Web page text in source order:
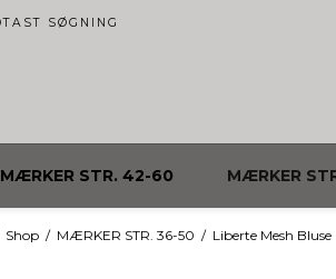
MÆRKER STR. 42-60 MÆRKER
Shop / MÆRKER STR. 36-50 / Liberte Mesh Bluse